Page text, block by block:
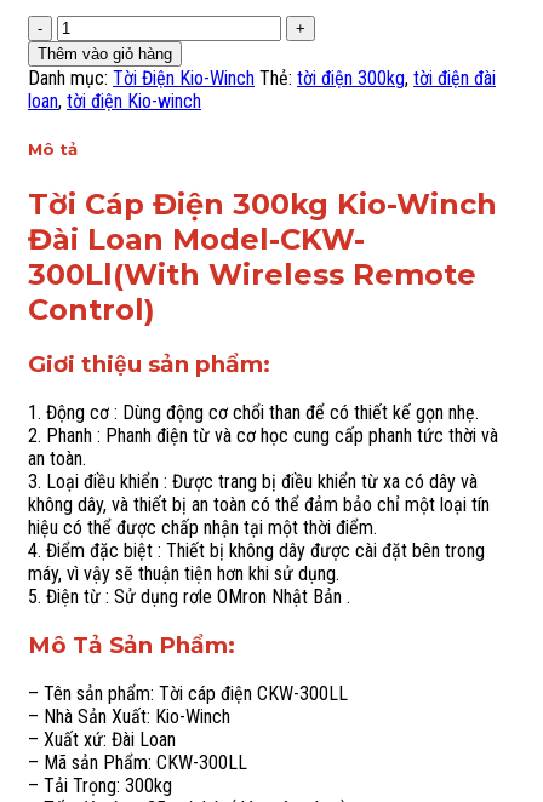
Tời
Cáp
Điện
300kg
Winch
Loan
Model-
CKW-
300LL(With
Wireless
Remote
Control)
lượng
Thêm vào giỏ hàng
Danh mục: Tời Điện Kio-Winch Thẻ: tời điện 300kg, tời điện đài
loan, tời điện Kio-winch
Mô tả
Tời Cáp Điện 300kg Kio-Winch
Đài Loan Model-CKW-
300Ll(With Wireless Remote
Control)
Giơi thiệu sản phẩm:
1. Động cơ : Dùng động cơ chổi than để có thiết kế gọn nhẹ.
2. Phanh : Phanh điện từ và cơ học cung cấp phanh tức thời và
an toàn.
3. Loại điều khiển : Được trang bị điều khiển từ xa có dây và
không dây, và thiết bị an toàn có thể đảm bảo chỉ một loại tín
hiệu có thể được chấp nhận tại một thời điểm.
4. Điểm đặc biệt : Thiết bị không dây được cài đặt bên trong
máy, vì vậy sẽ thuận tiện hơn khi sử dụng.
5. Điện từ : Sử dụng rơle OMron Nhật Bản .
Mô Tả Sản Phẩm:
– Tên sản phẩm: Tời cáp điện CKW-300LL
– Nhà Sản Xuất: Kio-Winch
– Xuất xứ: Đài Loan
– Mã sản Phẩm: CKW-300LL
– Tải Trọng: 300kg